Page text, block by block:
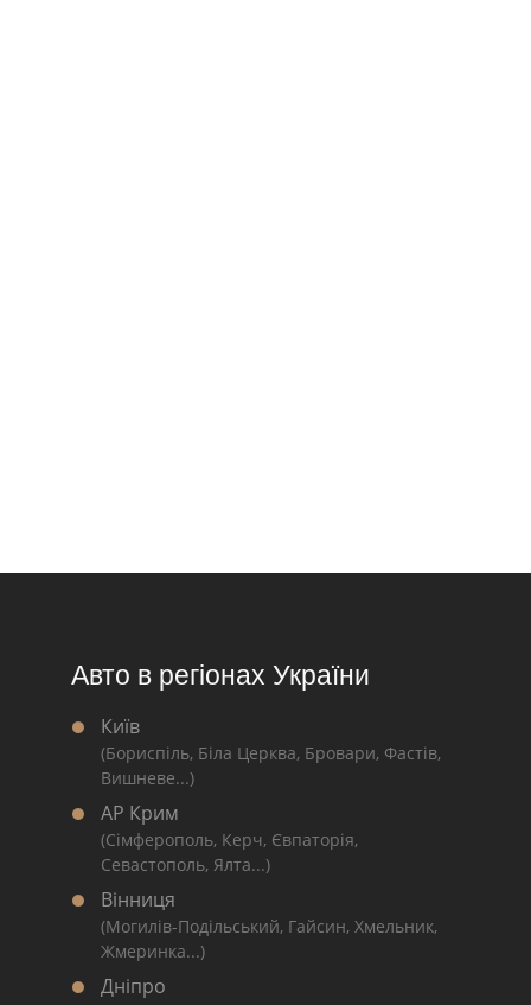
Авто в регіонах України
Київ
(Бориспіль, Біла Церква, Бровари, Фастів,
Вишневе...)
АР Крим
(Сімферополь, Керч, Євпаторія,
Севастополь, Ялта...)
Вінниця
(Могилів-Подільський, Гайсин, Хмельник,
Жмеринка...)
Дніпро